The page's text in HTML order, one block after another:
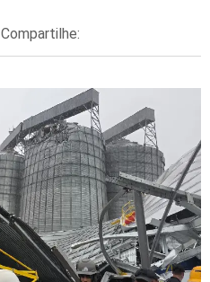
Compartilhe: